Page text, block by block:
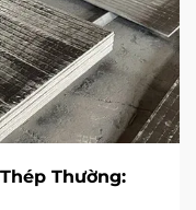
Thường: